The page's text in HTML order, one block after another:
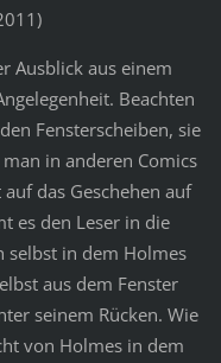
Ausblick aus einem
Beachten
Fensterscheiben, sie
in anderen Comics
das Geschehen auf
es den Leser in die
selbst in dem Holmes
aus dem Fenster
seinem Rücken. Wie
von Holmes in dem